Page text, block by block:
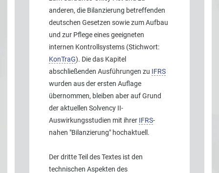
anderen, die Bilanzierung betreffenden
deutschen Gesetzen sowie zum Aufbau
und zur Pflege eines geeigneten
internen Kontrollsystems (Stichwort:
KonTraG). Die das Kapitel
abschließenden Ausführungen zu IFRS
wurden aus der ersten Auflage
übernommen, bleiben aber auf Grund
der aktuellen Solvency II-
Auswirkungsstudien mit ihrer IFRS-
nahen "Bilanzierung" hochaktuell.
Der dritte Teil des Textes ist den
technischen Aspekten des